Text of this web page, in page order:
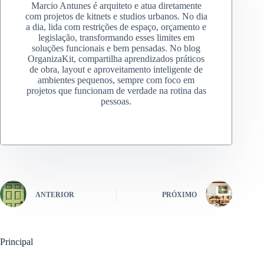
Marcio Antunes é arquiteto e atua diretamente
com projetos de kitnets e studios urbanos. No dia
a dia, lida com restrições de espaço, orçamento e
legislação, transformando esses limites em
soluções funcionais e bem pensadas. No blog
OrganizaKit, compartilha aprendizados práticos
de obra, layout e aproveitamento inteligente de
ambientes pequenos, sempre com foco em
projetos que funcionam de verdade na rotina das
pessoas.
ANTERIOR PRÓXIMO
Principal